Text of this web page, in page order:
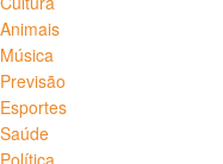
Animais
Música
Previsão
Esportes
Saúde